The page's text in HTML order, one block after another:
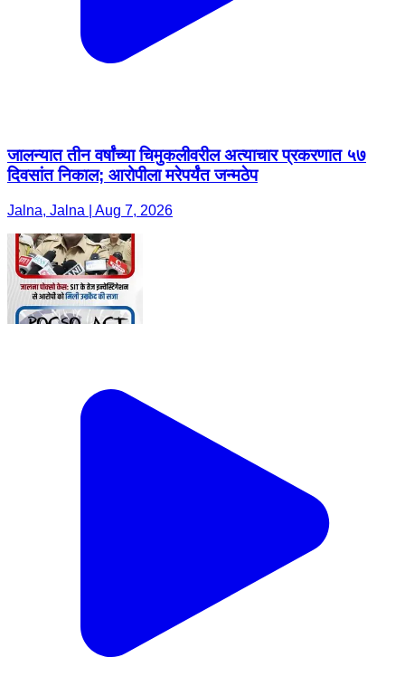
जालन्यात तीन वर्षांच्या चिमुकलीवरील अत्याचार प्रकरणात ५७
दिवसांत निकाल; आरोपीला मरेपर्यंत जन्मठेप
Jalna, Jalna | Aug 7, 2026